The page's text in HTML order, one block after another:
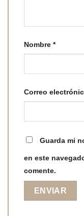
Nombre *
Correo
Guarda mi
en este
comente.